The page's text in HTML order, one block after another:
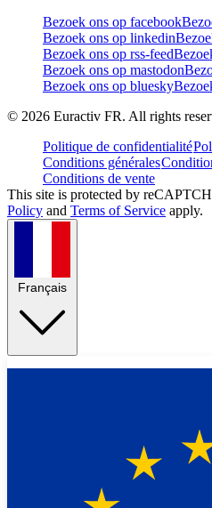
Bezoek ons op facebook
Bezoek ons op linkedin
Bezoek ons op rss-feed
Bezoek ons op mastodon
Bezoek ons op bluesky
© 2026 Euractiv FR. All rights
Politique de confidentialité
Conditions générales
Conditions de vente
This site is protected by
Policy and Terms of Service apply.
Français